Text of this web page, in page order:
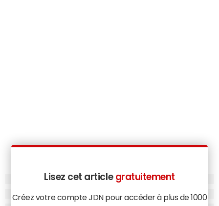
Lisez cet article gratuitement
Créez votre compte JDN pour accéder à plus de 1000